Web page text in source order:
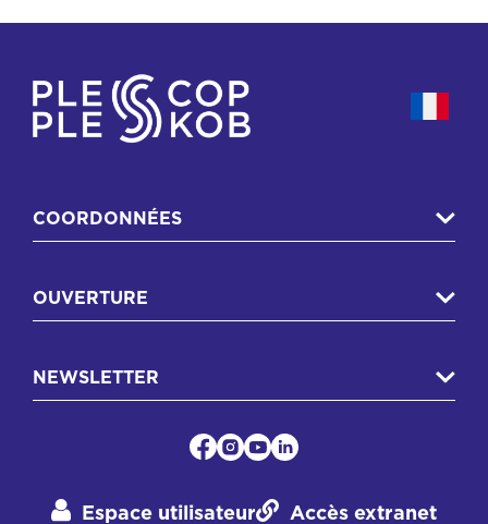
COORDONNÉES
OUVERTURE
NEWSLETTER
Espace utilisateur Accès extranet